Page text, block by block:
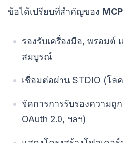
ข้อได้เปรียบที่สำคัญของ
รองรับเครื่องมือ, พรอมต์
สมบูรณ์
เชื่อมต่อผ่าน STDIO (โล
จัดการการรับรองความถู
OAuth 2.0, ฯลฯ)